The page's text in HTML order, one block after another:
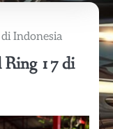
Indonesia
Ring 17 di